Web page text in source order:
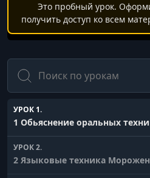
Это пробный урок.
получить доступ ко всем
Поиск
УРОК 1.
1 Обьяснение оральных
УРОК 2.
2 Языковые техника